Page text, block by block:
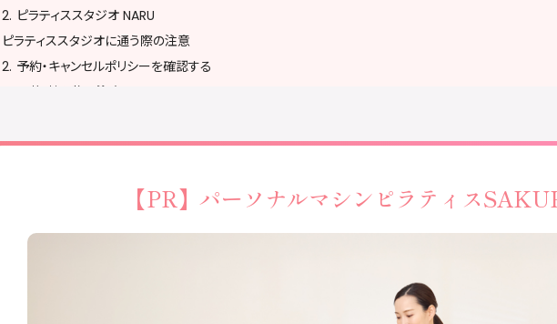
ピラティススタジオ NARU
ピラティススタジオに通う際の注意
予約・キャンセルポリシーを確認する
服装・持ち物に注意する
ピラティススタジオに関するQ&A
【PR】 パーソナルマシンピラティス